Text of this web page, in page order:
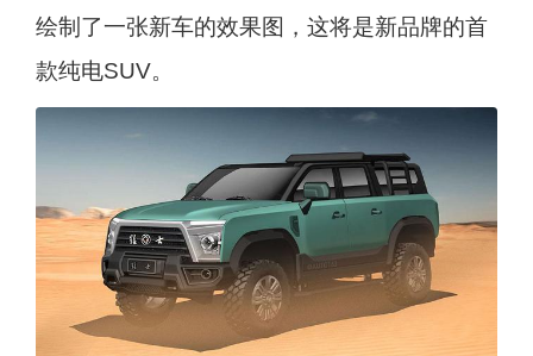
绘制了一张新车的效果图，这将是新品牌的首
款纯电SUV。